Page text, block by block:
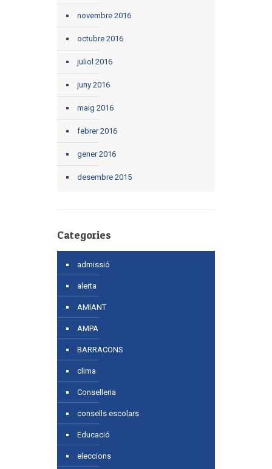
novembre 2016
octubre 2016
juliol 2016
juny 2016
maig 2016
febrer 2016
gener 2016
desembre 2015
Categories
admissió
alerta
AMIANT
AMPA
BARRACONS
clima
Conselleria
consells escolars
Educació
eleccions